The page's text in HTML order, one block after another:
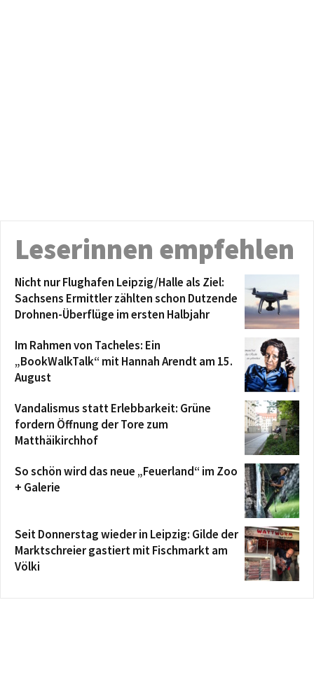
Leserinnen empfehlen
Nicht nur Flughafen Leipzig/Halle als Ziel:
Sachsens Ermittler zählten schon Dutzende
Drohnen-Überflüge im ersten Halbjahr
Im Rahmen von Tacheles: Ein
„BookWalkTalk“ mit Hannah Arendt am 15.
August
Vandalismus statt Erlebbarkeit: Grüne
fordern Öffnung der Tore zum
Matthäikirchhof
So schön wird das neue „Feuerland“ im Zoo
+ Galerie
Seit Donnerstag wieder in Leipzig: Gilde der
Marktschreier gastiert mit Fischmarkt am
Völki